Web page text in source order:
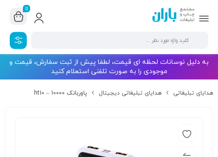
0
به دلیل نوسانات لحظه ای قیمت، لطفا پیش از ثبت سفارش، قیمت و
موجودی را به صورت تلفنی استعلام کنید
هدایای تبلیغاتی هدایای تبلیغاتی دیجیتال پاوربانک 10000 – ht10